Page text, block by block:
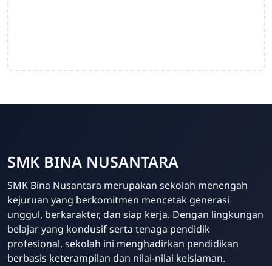
Admin Sekolah
Online
SMK BINA NUSANTARA
SMK Bina Nusantara merupakan sekolah menengah
kejuruan yang berkomitmen mencetak generasi
unggul, berkarakter, dan siap kerja. Dengan lingkungan
belajar yang kondusif serta tenaga pendidik
profesional, sekolah ini menghadirkan pendidikan
berbasis keterampilan dan nilai-nilai keislaman.